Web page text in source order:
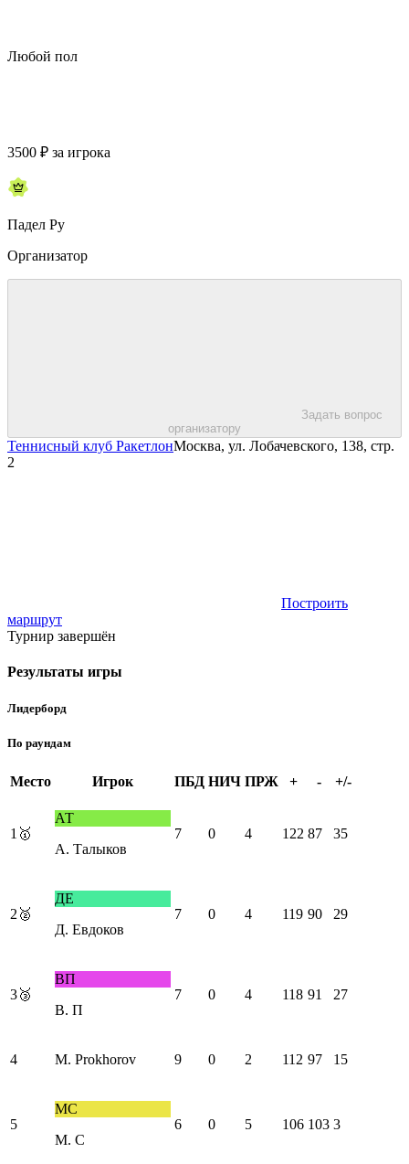
Любой пол
3500 ₽ за игрока
Падел Ру
Организатор
Задать вопрос
организатору
Теннисный клуб РакетлонМосква, ул. Лобачевского, 138, стр.
2
Построить
маршрут
Турнир завершён
Результаты игры
Лидерборд
По раундам
Место Игрок ПБД НИЧ ПРЖ + - +/-
1 🥇
АТ
А. Талыков
7 0 4 122 87 35
2 🥈
ДЕ
Д. Евдоков
7 0 4 119 90 29
3🥉
ВП
В. П
7 0 4 118 91 27
4 M. Prokhorov 9 0 2 112 97 15
5
МС
М. С
6 0 5 106 103 3